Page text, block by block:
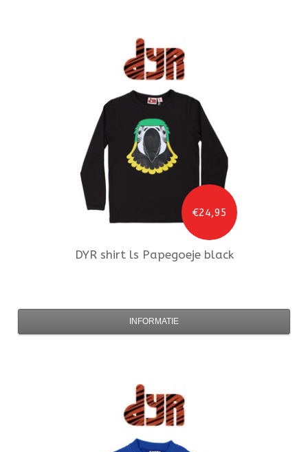
€24,95
DYRshirt ls Papegoeje black
INFORMATIE